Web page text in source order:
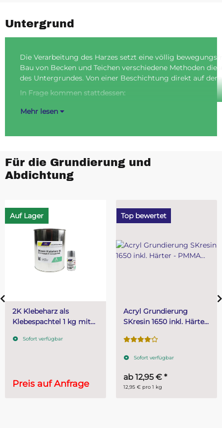
Untergrund
Die Verarbeitung des Harzes setzt eine völlig
Bau von Becken und Teichen verschiedene Methoden
des Untergrundes. Von einer Beschichtung direkt auf
In Frage kommen stattdessen:
Mehr lesen
Für die Grundierung und
Abdichtung
Auf Lager
2K Klebeharz als
Klebespachtel 1 kg mit
Sofort verfügbar
Preis auf Anfrage
Top bewertet
Acryl Grundierung
SKresin 1650 inkl. Härter
Sofort verfügbar
ab 12,95 € *
12,95 € pro 1 kg